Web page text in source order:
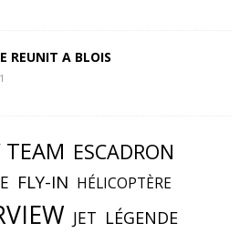
REUNIT A BLOIS
TEAM ESCADRON
FLY-IN HÉLICOPTÈRE
JET LÉGENDE